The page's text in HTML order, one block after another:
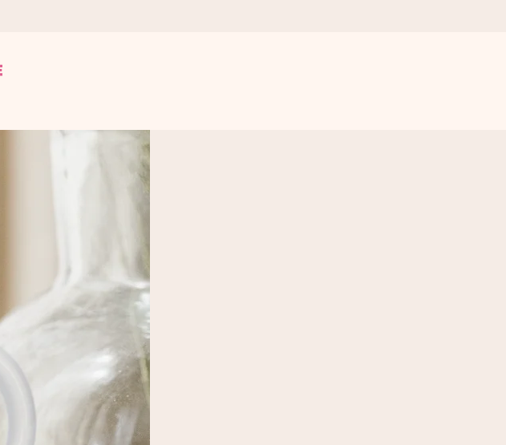
na tom nejvíc záleží.
zahřeje u srdce. Žádné zbytečné složitosti, jen spousta lásky pro daný